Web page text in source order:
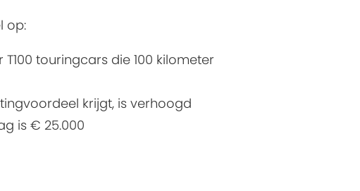
op:
touringcars die 100 kilometer
krijgt, is verhoogd
is € 25.000